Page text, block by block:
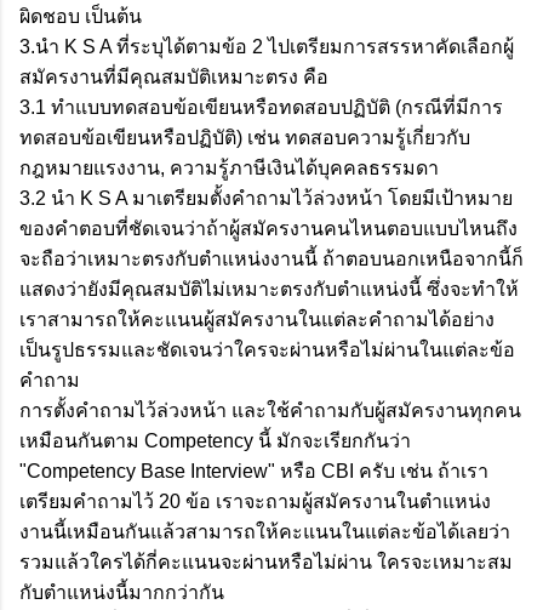
ผิดชอบ เป็นต้น
3.นำ K S A ที่ระบุได้ตามข้อ 2 ไปเตรียมการสรรหาคัดเลือกผู้
สมัครงานที่มีคุณสมบัติเหมาะตรง คือ
3.1 ทำแบบทดสอบข้อเขียนหรือทดสอบปฏิบัติ (กรณีที่มีการ
ทดสอบข้อเขียนหรือปฏิบัติ) เช่น ทดสอบความรู้เกี่ยวกับ
กฎหมายแรงงาน, ความรู้ภาษีเงินได้บุคคลธรรมดา
3.2 นำ K S A มาเตรียมตั้งคำถามไว้ล่วงหน้า โดยมีเป้าหมาย
ของคำตอบที่ชัดเจนว่าถ้าผู้สมัครงานคนไหนตอบแบบไหนถึง
จะถือว่าเหมาะตรงกับตำแหน่งงานนี้ ถ้าตอบนอกเหนือจากนี้ก็
แสดงว่ายังมีคุณสมบัติไม่เหมาะตรงกับตำแหน่งนี้ ซึ่งจะทำให้
เราสามารถให้คะแนนผู้สมัครงานในแต่ละคำถามได้อย่าง
เป็นรูปธรรมและชัดเจนว่าใครจะผ่านหรือไม่ผ่านในแต่ละข้อ
คำถาม
การตั้งคำถามไว้ล่วงหน้า และใช้คำถามกับผู้สมัครงานทุกคน
เหมือนกันตาม Competency นี้ มักจะเรียกกันว่า
"Competency Base Interview" หรือ CBI ครับ เช่น ถ้าเรา
เตรียมคำถามไว้ 20 ข้อ เราจะถามผู้สมัครงานในตำแหน่ง
งานนี้เหมือนกันแล้วสามารถให้คะแนนในแต่ละข้อได้เลยว่า
รวมแล้วใครได้กี่คะแนนจะผ่านหรือไม่ผ่าน ใครจะเหมาะสม
กับตำแหน่งนี้มากกว่ากัน